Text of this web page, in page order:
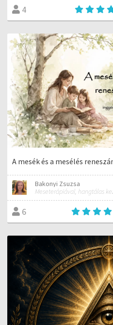
4
A mesék és a mesélés
Bakonyi Zsuzsa
6